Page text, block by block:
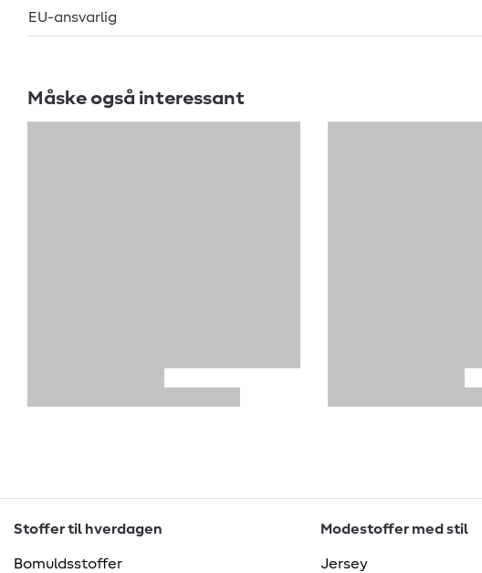
EU-ansvarlig
Måske også interessant
Stoffer til hverdagen
Bomuldsstoffer
Modestoffer med stil
Jersey